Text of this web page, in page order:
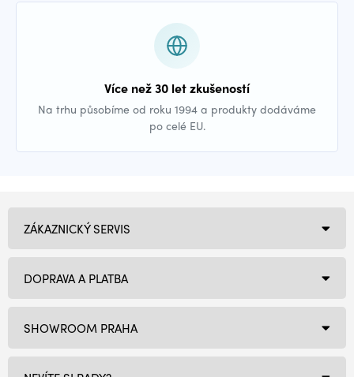
Více než 30 let zkušeností
Na trhu působíme od roku 1994 a produkty dodáváme
po celé EU.
SHOWROOM PRAHA
ZÁKAZNICKÝ SERVIS
DOPRAVA A PLATBA